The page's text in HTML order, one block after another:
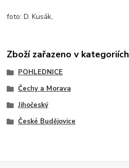
foto: D. Kusák,
Zboží zařazeno v kategoriích
POHLEDNICE
Čechy a Morava
Jihočeský
České Budějovice